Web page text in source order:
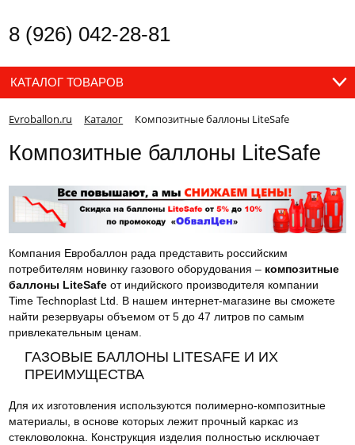
8 (926) 042-28-81
КАТАЛОГ ТОВАРОВ
Evroballon.ru Каталог Композитные баллоны LiteSafe
Композитные баллоны LiteSafe
Компания Евробаллон рада представить российским
потребителям новинку газового оборудования – композитные
баллоны LiteSafe от индийского производителя компании
Time Technoplast Ltd. В нашем интернет-магазине вы сможете
найти резервуары объемом от 5 до 47 литров по самым
привлекательным ценам.
ГАЗОВЫЕ БАЛЛОНЫ LITESAFE И ИХ
ПРЕИМУЩЕСТВА
Для их изготовления используются полимерно-композитные
материалы, в основе которых лежит прочный каркас из
стекловолокна. Конструкция изделия полностью исключает